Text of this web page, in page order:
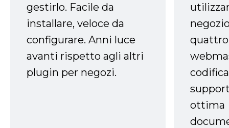
gestirlo. Facile da
installare, veloce da
configurare. Anni luce
avanti rispetto agli altri
plugin per negozi.
ottima